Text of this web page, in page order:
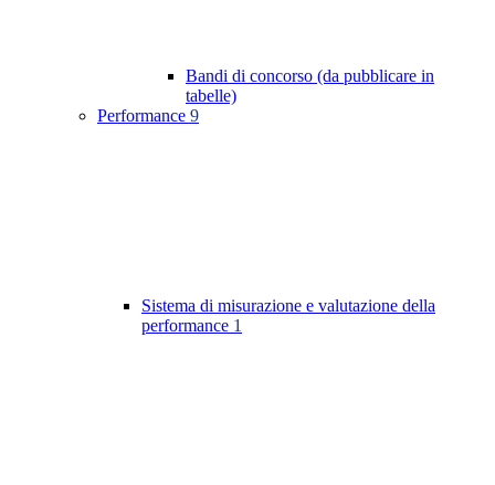
Bandi di concorso (da pubblicare in
tabelle)
Performance 9
Sistema di misurazione e valutazione della
performance 1